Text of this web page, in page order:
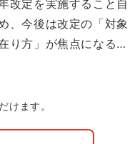
改定を実施すること自
、今後は改定の「対象
り方」が焦点になる…
けます。